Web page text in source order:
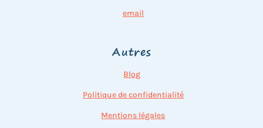
email
Autres
Blog
Politique de confidentialité
Mentions légales